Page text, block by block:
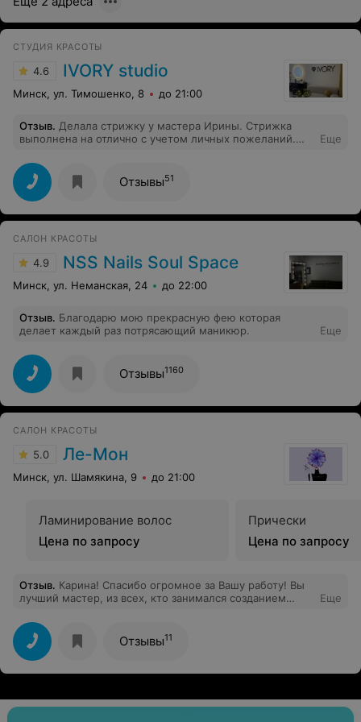
СТУДИЯ КРАСОТЫ
4.6 IVORY studio
Минск, ул. Тимошенко, 8 до 21:00
Отзыв. Делала стрижку у мастера Ирины. Стрижка
выполнена на отлично с учетом личных пожеланий.
за вежливость и приветливость.
Еще
Отзывы51
САЛОН КРАСОТЫ
4.9 NSS Nails Soul Space
Минск, ул. Неманская, 24 до 22:00
Отзыв. Благодарю мою прекрасную фею которая
делает каждый раз потрясающий маникюр.
Еще
Отзывы1160
САЛОН КРАСОТЫ
5.0 Ле-Мон
Минск, ул. Шамякина, 9 до 21:00
Ламинирование волос
Цена по запросу
Прически
Цена по запросу
Отзыв. Карина! Спасибо огромное за Вашу работу! Вы
лучший мастер, из всех, кто занимался созданием
Еще
Отзывы11